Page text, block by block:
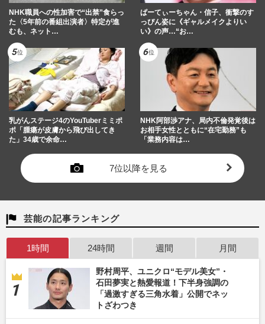
NHK職員への性加害で“出禁”食らっ
た〈5年前の番組出演者〉特定が進
むも、ネット…
ぱーてぃーちゃん・信子、衝撃のす
っぴん姿に《ギャルメイクよりい
い》の声…“お…
乳がんステージ4のYouTuberミミポ
ポ「腫瘍が皮膚から飛び出してき
た」34歳で余命…
NHK阿部渉アナ、局内不倫発覚後は
お相手女性とともに“在宅勤務”も
「業務内容は…
7位以降を見る
芸能の記事ランキング
1時間 24時間 週間 月間
野村周平、ユニクロ“モデル美女”・
石田夢実と熱愛報道！下半身強調の
「過激すぎる三角水着」公開でネッ
トざわつき